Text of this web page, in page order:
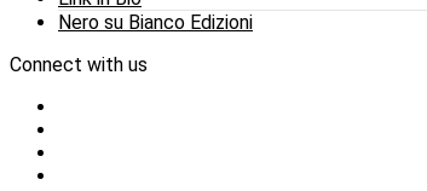
Nero su Bianco Edizioni
Connect with us